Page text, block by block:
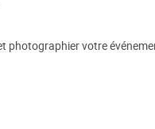
photographier votre